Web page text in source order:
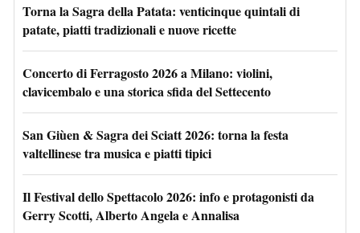
Torna la Sagra della Patata: venticinque quintali di
patate, piatti tradizionali e nuove ricette
Concerto di Ferragosto 2026 a Milano: violini,
clavicembalo e una storica sfida del Settecento
San Giùen & Sagra dei Sciatt 2026: torna la festa
valtellinese tra musica e piatti tipici
Il Festival dello Spettacolo 2026: info e protagonisti da
Gerry Scotti, Alberto Angela e Annalisa